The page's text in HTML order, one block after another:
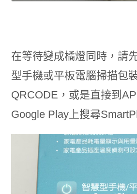
在等待變成橘燈同時，請
型手機或平板電腦掃描包
QRCODE，或是直接到
Google Play上搜尋